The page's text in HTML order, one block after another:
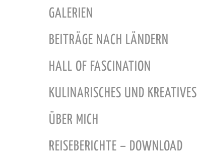
GALERIEN
BEITRÄGE NACH LÄNDERN
HALL OF FASCINATION
KULINARISCHES UND KREATIVES
ÜBER MICH
REISEBERICHTE – DOWNLOAD